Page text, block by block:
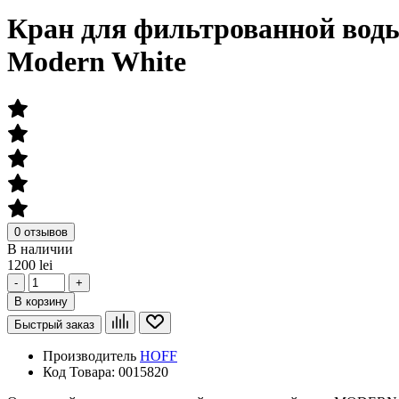
Кран для фильтрованной
Modern White
0 отзывов
В наличии
1200 lei
-
+
В корзину
Быстрый заказ
Производитель HOFF
Код Товара: 0015820